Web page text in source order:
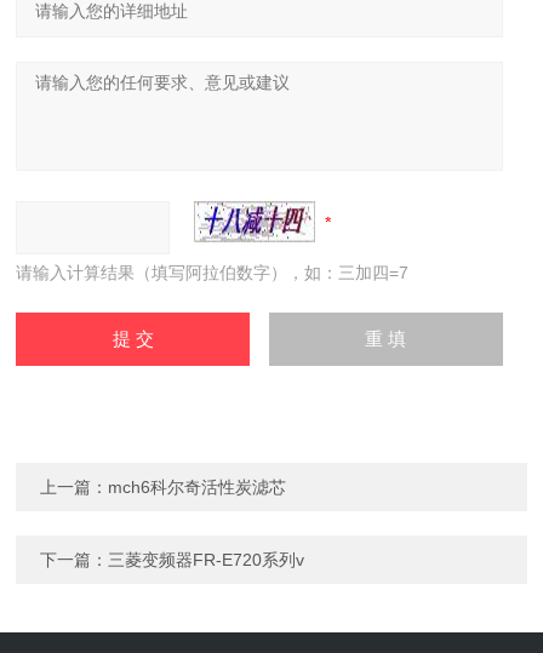
请输入计算结果（填写阿拉伯数字），如：三加四=7
上一篇： mch6科尔奇活性炭滤芯
下一篇： 三菱变频器FR-E720系列v